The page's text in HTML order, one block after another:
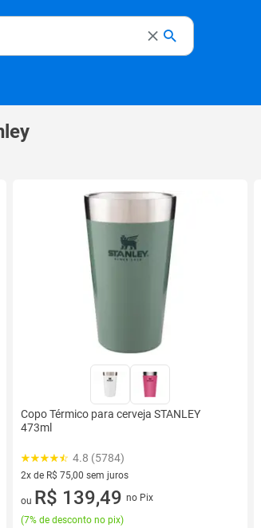
Copo Térmico para cerveja STANLEY
473ml
4.8 (5784)
2x de R$ 75,00 sem juros
2 vez de R$ 75,00 sem juros
ou R$ 139,49 no Pix
(7% de desconto no pix)